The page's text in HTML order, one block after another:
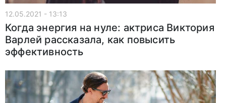
12.05.2021 - 13:13
Когда энергия на нуле: актриса Виктория
Варлей рассказала, как повысить
эффективность